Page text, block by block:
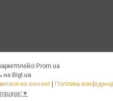
Prom.ua
на Bigl.ua
на контент
Політика
▼